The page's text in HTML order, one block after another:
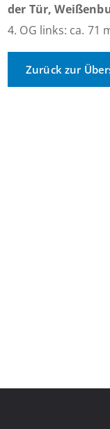
der Tür,
4. OG links: ca. 71
Zurück zur